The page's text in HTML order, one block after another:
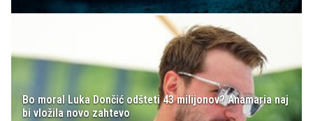
Bo moral Luka Dončić odšteti 43 milijonov? Anamaria naj
bi vložila novo zahtevo